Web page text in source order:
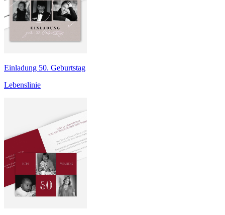
Einladung 50. Geburtstag
Lebenslinie